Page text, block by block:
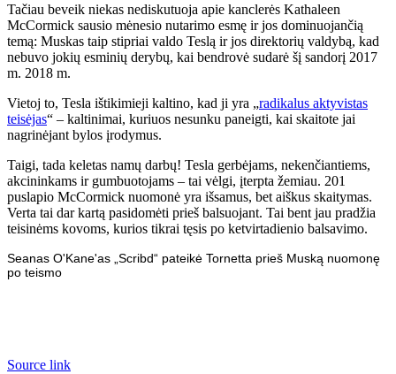
Tačiau beveik niekas nediskutuoja apie kanclerės Kathaleen
McCormick sausio mėnesio nutarimo esmę ir jos dominuojančią
temą: Muskas taip stipriai valdo Teslą ir jos direktorių valdybą, kad
nebuvo jokių esminių derybų, kai bendrovė sudarė šį sandorį 2017
m. 2018 m.
Vietoj to, Tesla ištikimieji kaltino, kad ji yra „radikalus aktyvistas
teisėjas“ – kaltinimai, kuriuos nesunku paneigti, kai skaitote jai
nagrinėjant bylos įrodymus.
Taigi, tada keletas namų darbų! Tesla gerbėjams, nekenčiantiems,
akcininkams ir gumbuotojams – tai vėlgi, įterpta žemiau. 201
puslapio McCormick nuomonė yra išsamus, bet aiškus skaitymas.
Verta tai dar kartą pasidomėti prieš balsuojant. Tai bent jau pradžia
teisinėms kovoms, kurios tikrai tęsis po ketvirtadienio balsavimo.
Seanas O'Kane'as „Scribd“ pateikė Tornetta prieš Muską nuomonę
po teismo
Source link